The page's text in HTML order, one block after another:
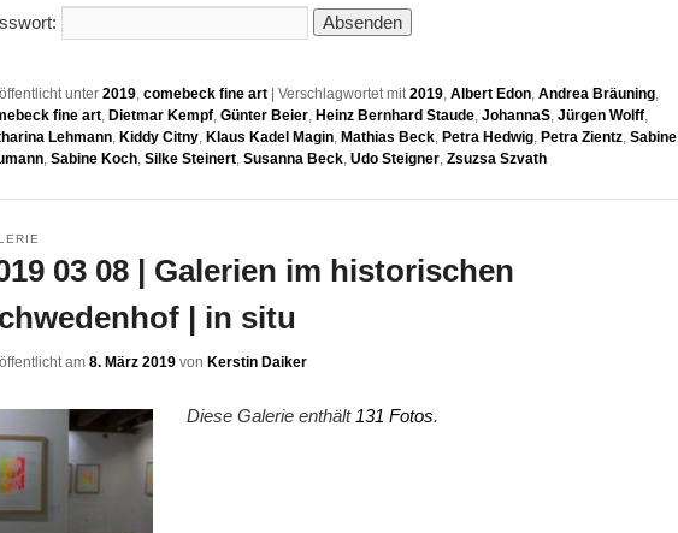
unter 2019, comebeck fine art Verschlagwortet mit 2019, Albert Edon, Andrea Bräuning,
fine art, Dietmar Kempf, Günter Beier, Heinz Bernhard Staude, JohannaS, Jürgen Wolff,
Lehmann, Kiddy Citny, Klaus Kadel Magin, Mathias Beck, Petra Hedwig, Petra Zientz, Sabine
, Sabine Koch, Silke Steinert, Susanna Beck, Udo Steigner, Zsuzsa Szvath
03 08 | Galerien im historischen
| in situ
am 8. März 2019 von Kerstin Daiker
Diese Galerie enthält 131 Fotos.